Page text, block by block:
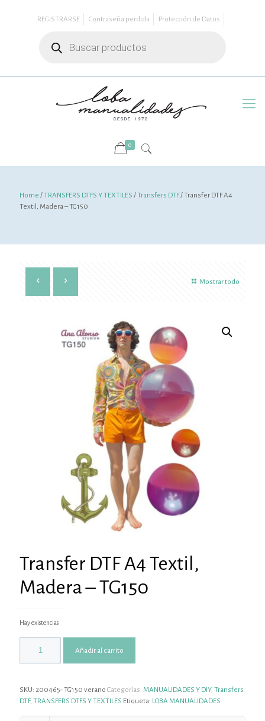
REGISTRARSE Contraseña perdida
Protección de Datos
productos
0
Home /TRANSFERS DTFS Y TEXTILES /Transfers DTF/ Transfer DTF A4
Textil, Madera – TG150
Mostrar todo
Transfer DTF A4 Textil,
Madera – TG150
Hay existencias
Añadir al carrito
SKU: 200465- TG150 verano Categorías: MANUALIDADES Y DIY, Transfers
DTF, TRANSFERS DTFS Y TEXTILES Etiqueta: LOBA MANUALIDADES